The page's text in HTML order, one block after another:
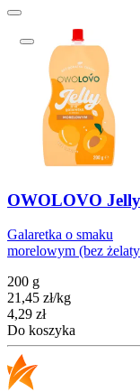
OWOLOVO Jelly
Galaretka o smaku
morelowym (bez
200 g
21,45 zł/kg
Cena
4,29 zł
Do koszyka